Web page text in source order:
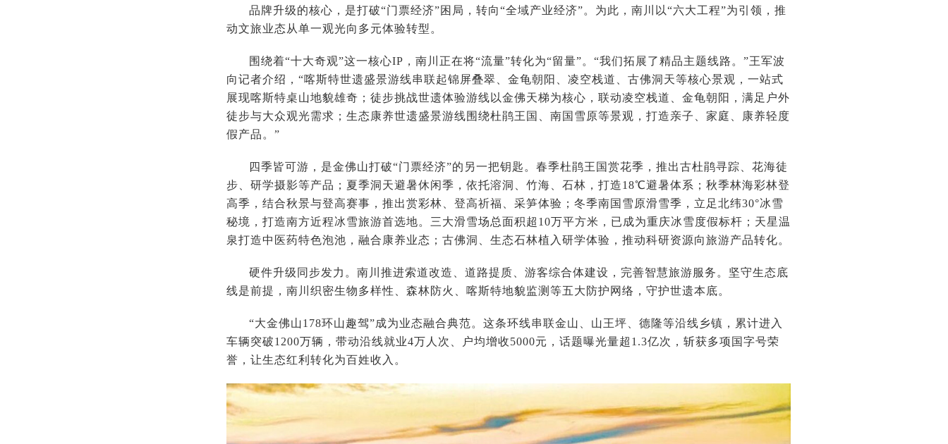
品牌升级的核心，是打破“门票经济”困局，转向“全域产业经济”。为此，南川以“六大工程”为引领，推
动文旅业态从单一观光向多元体验转型。
围绕着“十大奇观”这一核心IP，南川正在将“流量”转化为“留量”。“我们拓展了精品主题线路。”王军波
向记者介绍，“喀斯特世遗盛景游线串联起锦屏叠翠、金龟朝阳、凌空栈道、古佛洞天等核心景观，一站式
展现喀斯特桌山地貌雄奇；徒步挑战世遗体验游线以金佛天梯为核心，联动凌空栈道、金龟朝阳，满足户外
徒步与大众观光需求；生态康养世遗盛景游线围绕杜鹃王国、南国雪原等景观，打造亲子、家庭、康养轻度
假产品。”
四季皆可游，是金佛山打破“门票经济”的另一把钥匙。春季杜鹃王国赏花季，推出古杜鹃寻踪、花海徒
步、研学摄影等产品；夏季洞天避暑休闲季，依托溶洞、竹海、石林，打造18℃避暑体系；秋季林海彩林登
高季，结合秋景与登高赛事，推出赏彩林、登高祈福、采笋体验；冬季南国雪原滑雪季，立足北纬30°冰雪
秘境，打造南方近程冰雪旅游首选地。三大滑雪场总面积超10万平方米，已成为重庆冰雪度假标杆；天星温
泉打造中医药特色泡池，融合康养业态；古佛洞、生态石林植入研学体验，推动科研资源向旅游产品转化。
硬件升级同步发力。南川推进索道改造、道路提质、游客综合体建设，完善智慧旅游服务。坚守生态底
线是前提，南川织密生物多样性、森林防火、喀斯特地貌监测等五大防护网络，守护世遗本底。
“大金佛山178环山趣驾”成为业态融合典范。这条环线串联金山、山王坪、德隆等沿线乡镇，累计进入
车辆突破1200万辆，带动沿线就业4万人次、户均增收5000元，话题曝光量超1.3亿次，斩获多项国字号荣
誉，让生态红利转化为百姓收入。